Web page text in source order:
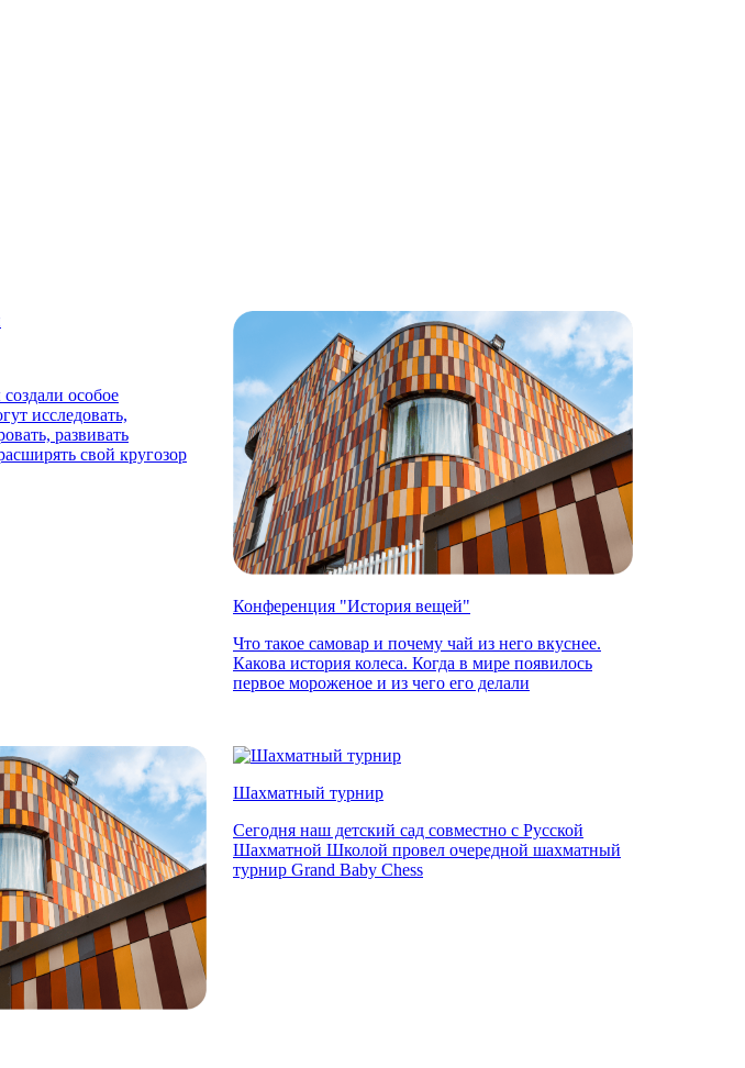
особое
исследовать,
развивать
свой кругозор
Конференция "История вещей"
Что такое самовар и почему чай из него вкуснее.
Какова история колеса. Когда в мире появилось
первое мороженое и из чего его делали
Шахматный турнир
Сегодня наш детский сад совместно с Русской
Шахматной Школой провел очередной шахматный
турнир Grand Baby Chess